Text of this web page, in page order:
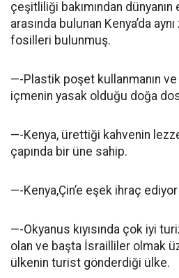
çeşitliliği bakımından
arasında bulunan Kenya’da
fosilleri bulunmuş.
—-Plastik poşet kullanmanın ve
içmenin yasak olduğu doğa
—-Kenya, ürettiği kahvenin
çapında bir üne sahip.
—-Kenya,Çin’e eşek ihraç ediyor
—-Okyanus kıyısında çok iyi
olan ve başta İsrailliler olmak
ülkenin turist gönderdiği ülke.